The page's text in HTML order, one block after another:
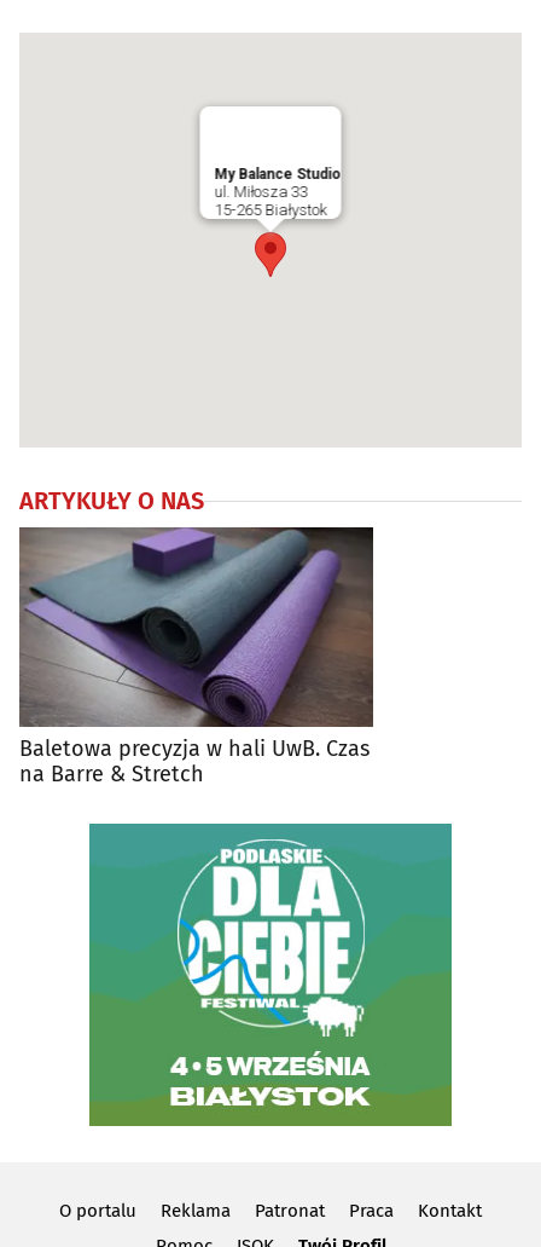
My Balance Studio
ul. Miłosza 33
15-265 Białystok
ARTYKUŁY O NAS
Baletowa precyzja w hali UwB. Czas
na Barre & Stretch
O portalu Reklama Patronat Praca
Kontakt